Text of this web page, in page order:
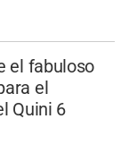
el fabuloso
el
Quini 6